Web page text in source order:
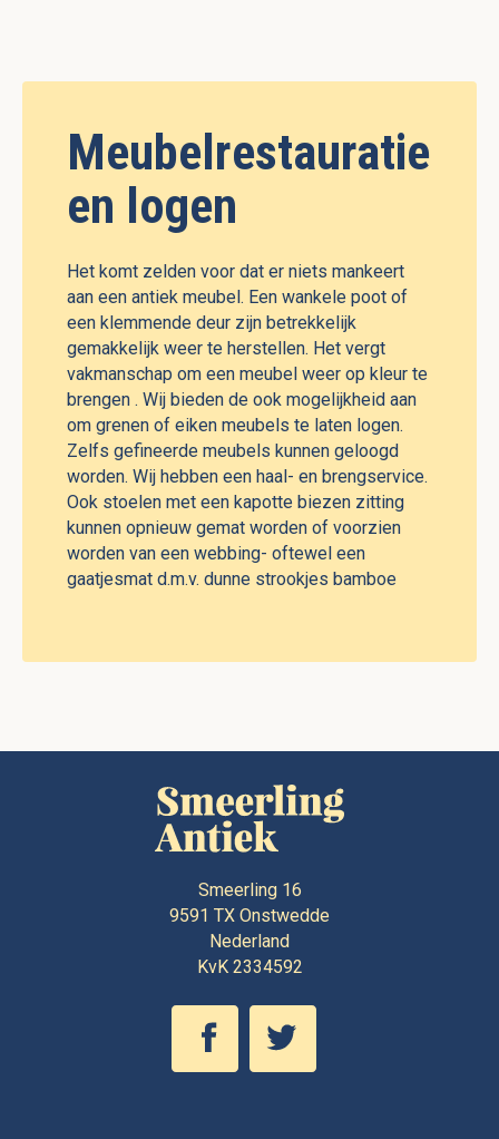
Meubelrestauratie
en logen
Het komt zelden voor dat er niets mankeert
aan een antiek meubel. Een wankele poot of
een klemmende deur zijn betrekkelijk
gemakkelijk weer te herstellen. Het vergt
vakmanschap om een meubel weer op kleur te
brengen . Wij bieden de ook mogelijkheid aan
om grenen of eiken meubels te laten logen.
Zelfs gefineerde meubels kunnen geloogd
worden. Wij hebben een haal- en brengservice.
Ook stoelen met een kapotte biezen zitting
kunnen opnieuw gemat worden of voorzien
worden van een webbing- oftewel een
gaatjesmat d.m.v. dunne strookjes bamboe
Smeerling 16
9591 TX Onstwedde
Nederland
KvK 2334592